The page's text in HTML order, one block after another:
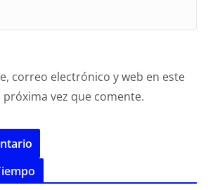
correo electrónico y web en este
vez que comente.